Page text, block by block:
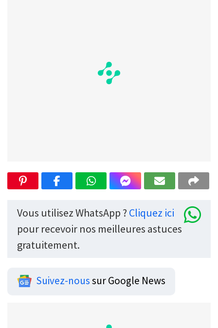
Vous utilisez WhatsApp ? Cliquez ici
pour recevoir nos meilleures astuces
gratuitement.
Suivez-noussur Google News